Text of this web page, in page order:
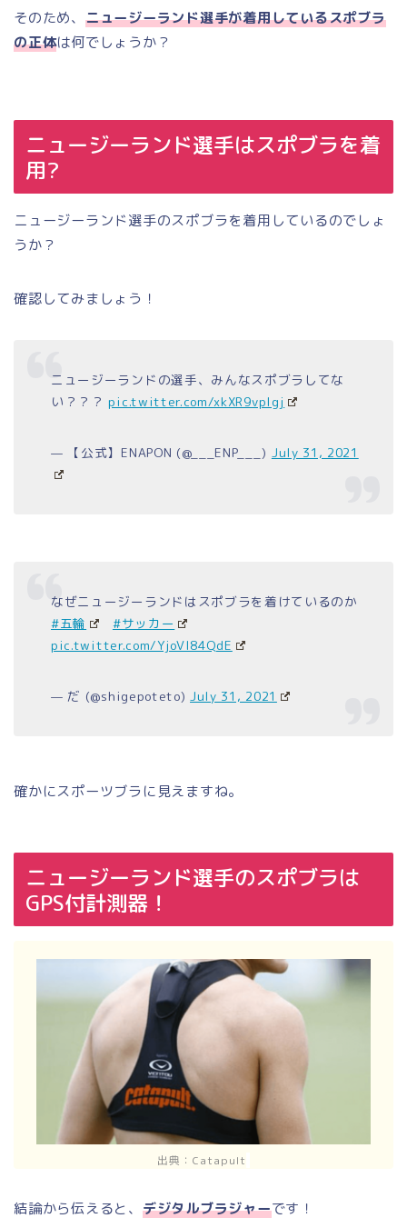
そのため、 ニュージーランド選手が着用しているスポブラ
の正体は何でしょうか？
ニュージーランド選手はスポブラを着
用?
ニュージーランド選手のスポブラを着用しているのでしょ
うか？
確認してみましょう！
ニュージーランドの選手、みんなスポブラしてな
い？？？pic.twitter.com/xkXR9vplgj
— 【公式】ENAPON (@___ENP___) July 31, 2021
なぜニュージーランドはスポブラを着けているのか
#五輪
#サッカー
pic.twitter.com/YjoVl84QdE
— だ (@shigepoteto)July 31, 2021
確かにスポーツブラに見えますね。
ニュージーランド選手のスポブラは
GPS付計測器！
出典：Catapult
結論から伝えると、 デジタルブラジャーです！